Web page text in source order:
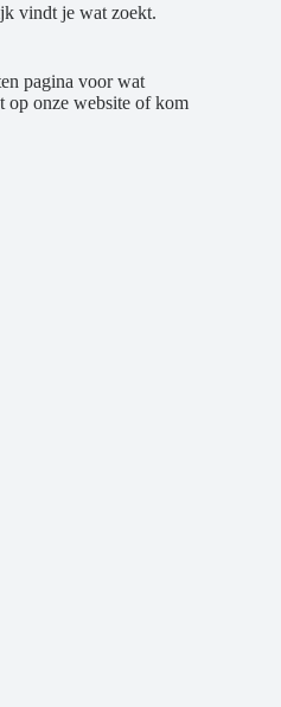
vindt je wat zoekt.
pagina voor wat
op onze website of kom